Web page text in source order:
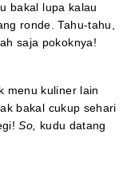
bakal lupa kalau
ronde. Tahu-tahu,
saja pokoknya!
menu kuliner lain
bakal cukup sehari
So,
kudu datang